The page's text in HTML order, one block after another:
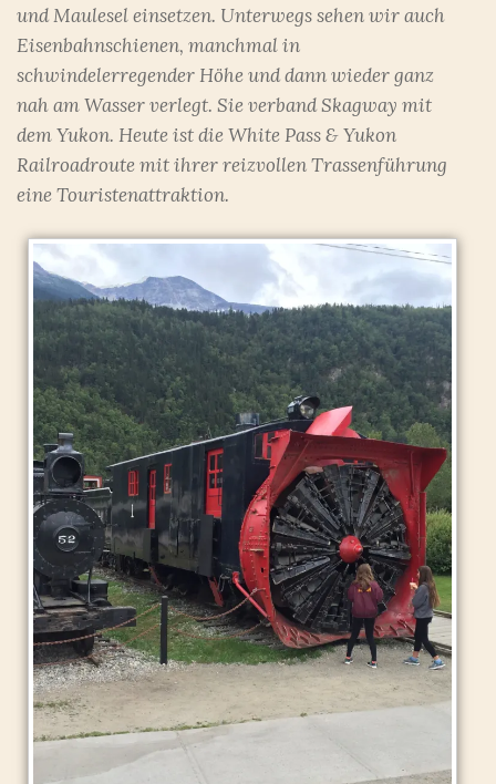
und Maulesel einsetzen. Unterwegs sehen wir auch
Eisenbahnschienen, manchmal in
schwindelerregender Höhe und dann wieder ganz
nah am Wasser verlegt. Sie verband Skagway mit
dem Yukon. Heute ist die White Pass & Yukon
Railroadroute mit ihrer reizvollen Trassenführung
eine Touristenattraktion.